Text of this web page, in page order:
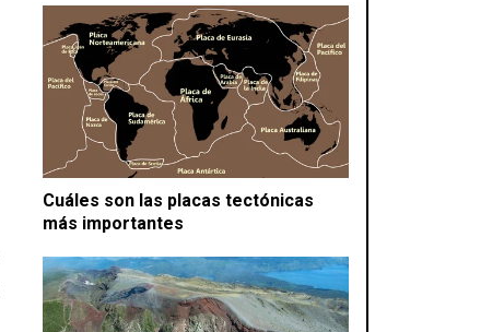
Cuáles son las placas tectónicas
más importantes